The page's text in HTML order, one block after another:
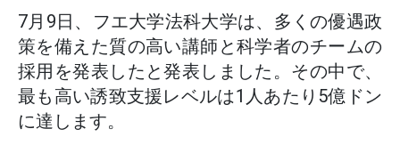
7月9日、フエ大学法科大学は、多くの優遇政
策を備えた質の高い講師と科学者のチームの
採用を発表したと発表しました。その中で、
最も高い誘致支援レベルは1人あたり5億ドン
に達します。